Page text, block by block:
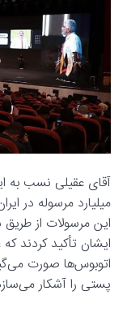
میلیارد مرسوله در
این مرسولات از
ایشان تأکید کردند
اتوبوس‌ها صورت
پستی را آشکار